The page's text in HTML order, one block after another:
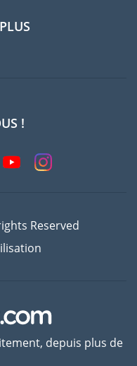
!
Reserved
depuis plus de